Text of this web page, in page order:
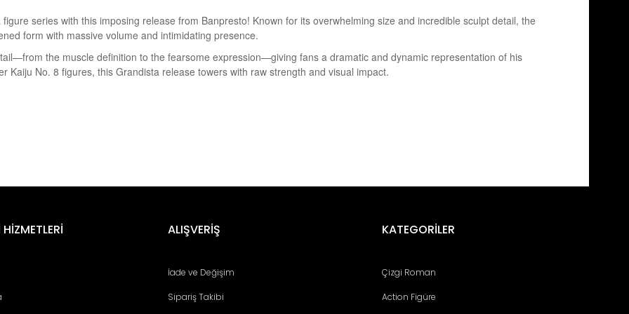
series with this imposing release from Banpresto! Known for its overwhelming size and incredible sculpt detail, the
form with massive volume and intimidating presence.
the muscle definition to the fearsome expression—giving fans a dramatic and dynamic representation of his
Kaiju No. 8 figures, this Grandista release towers with raw strength and visual impact.
Yorum YazALIŞVERİŞ
İade ve Değişim
Sipariş Takibi
KATEGORİLER
Çizgi Roman
Action Figüre